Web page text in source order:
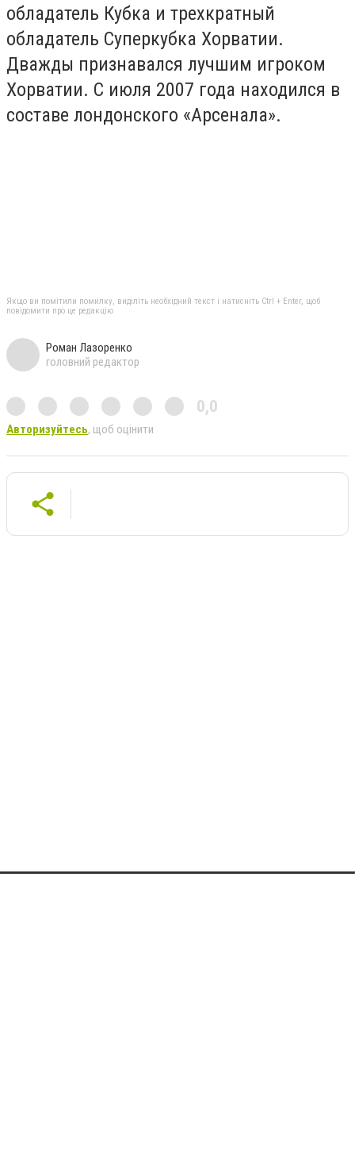
обладатель Кубка и трехкратный
обладатель Суперкубка Хорватии.
Дважды признавался лучшим игроком
Хорватии. С июля 2007 года находился в
составе лондонского «Арсенала».
Якщо ви помітили помилку, виділіть необхідний текст і натисніть Ctrl + Enter, щоб
повідомити про це редакцію
Роман Лазоренко
головний редактор
0,0
Авторизуйтесь, щоб оцінити